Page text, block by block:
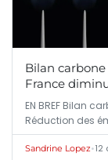
Bilan carbone
France
EN BREF Bilan
Réduction des
Sandrine Lopez•